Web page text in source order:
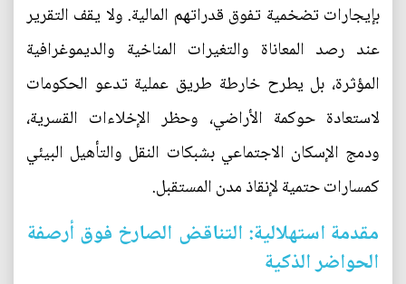
بإيجارات تضخمية تفوق قدراتهم المالية. ولا يقف التقرير
عند رصد المعاناة والتغيرات المناخية والديموغرافية
المؤثرة، بل يطرح خارطة طريق عملية تدعو الحكومات
لاستعادة حوكمة الأراضي، وحظر الإخلاءات القسرية،
ودمج الإسكان الاجتماعي بشبكات النقل والتأهيل البيئي
كمسارات حتمية لإنقاذ مدن المستقبل.
مقدمة استهلالية: التناقض الصارخ فوق أرصفة
الحواضر الذكية